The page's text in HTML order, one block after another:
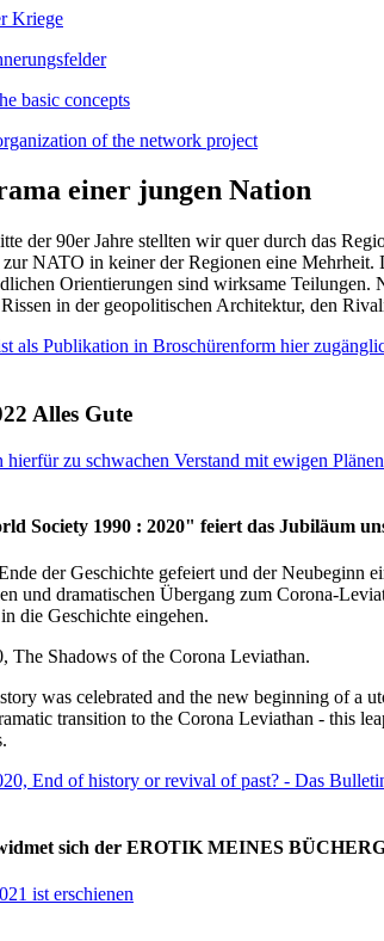
Kriege
basic concepts
of the network project
einer jungen Nation
der 90er Jahre stellten wir quer durch das
NATO in keiner der Regionen eine
Orientierungen sind wirksame Teilungen.
in der geopolitischen Architektur, den
als Publikation in Broschürenform hier
Alles Gute
hierfür zu schwachen Verstand mit ewigen
Society 1990 : 2020" feiert das Jubiläum
der Geschichte gefeiert und der
und dramatischen Übergang zum Corona-
die Geschichte eingehen.
The Shadows of the Corona Leviathan.
was celebrated and the new beginning of a
transition to the Corona Leviathan - this
End of history or revival of past? - Das
sich der EROTIK MEINES
ist erschienen